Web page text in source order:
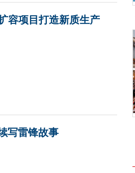
容项目打造新质生产
写雷锋故事